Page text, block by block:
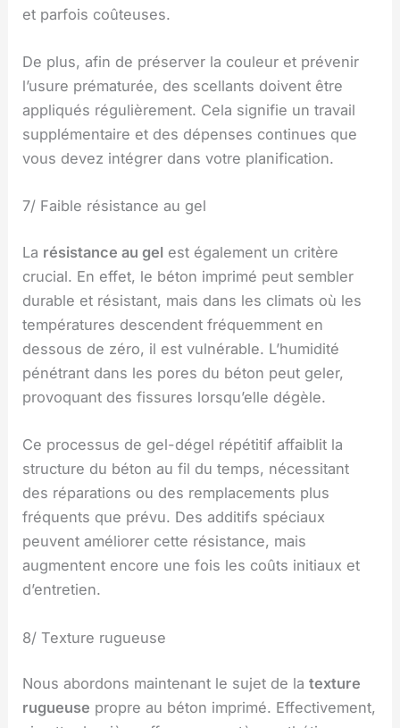
et parfois coûteuses.
De plus, afin de préserver la couleur et prévenir
l’usure prématurée, des scellants doivent être
appliqués régulièrement. Cela signifie un travail
supplémentaire et des dépenses continues que
vous devez intégrer dans votre planification.
7/ Faible résistance au gel
La résistance au gel est également un critère
crucial. En effet, le béton imprimé peut sembler
durable et résistant, mais dans les climats où les
températures descendent fréquemment en
dessous de zéro, il est vulnérable. L’humidité
pénétrant dans les pores du béton peut geler,
provoquant des fissures lorsqu’elle dégèle.
Ce processus de gel-dégel répétitif affaiblit la
structure du béton au fil du temps, nécessitant
des réparations ou des remplacements plus
fréquents que prévu. Des additifs spéciaux
peuvent améliorer cette résistance, mais
augmentent encore une fois les coûts initiaux et
d’entretien.
8/ Texture rugueuse
Nous abordons maintenant le sujet de latexture
rugueuse propre au béton imprimé. Effectivement,